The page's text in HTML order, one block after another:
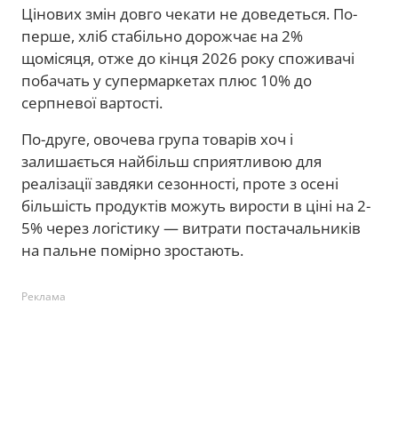
Цінових змін довго чекати не доведеться. По-
перше, хліб стабільно дорожчає на 2%
щомісяця, отже до кінця 2026 року споживачі
побачать у супермаркетах плюс 10% до
серпневої вартості.
По-друге, овочева група товарів хоч і
залишається найбільш сприятливою для
реалізації завдяки сезонності, проте з осені
більшість продуктів можуть вирости в ціні на 2-
5% через логістику — витрати постачальників
на пальне помірно зростають.
Реклама